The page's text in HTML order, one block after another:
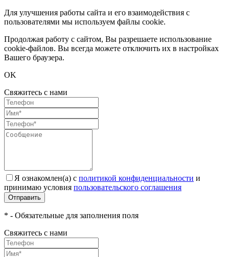
Для улучшения работы сайта и его взаимодействия с
пользователями мы используем файлы cookie.
Продолжая работу с сайтом, Вы разрешаете использование
cookie-файлов. Вы всегда можете отключить их в настройках
Вашего браузера.
OK
Свяжитесь с нами
Я ознакомлен(а) с политикой конфиденциальности и
принимаю условия пользовательского соглашения
Отправить
* - Обязательные для заполнения поля
Свяжитесь с нами